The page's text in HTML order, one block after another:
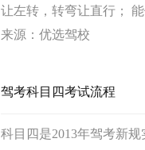
让左转，转弯让直行；
线越，障碍物前多让路
来源：优选驾校
驾考科目四考试流程
科目四是2013年驾考新